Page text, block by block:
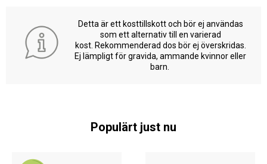
Detta är ett kosttillskott och bör ej användas
som ett alternativ till en varierad
kost. Rekommenderad dos bör ej överskridas.
Ej lämpligt för gravida, ammande kvinnor eller
barn.
Populärt just nu